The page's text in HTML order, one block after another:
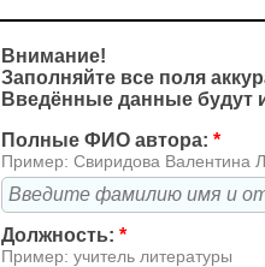
Внимание!
Заполняйте все поля
Введённые данные будут
Полные ФИО автора: *
Пример: Свиридова Валентина
Должность: *
Пример: учитель литературы